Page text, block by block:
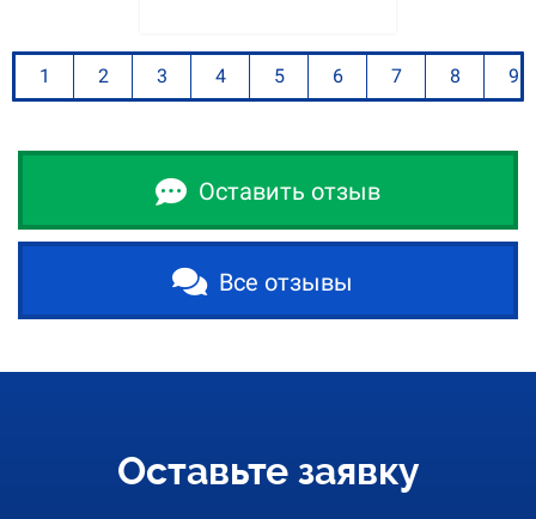
1 2 3 4 5 6 7 8 9
Оставить отзыв
Все отзывы
Оставьте заявку